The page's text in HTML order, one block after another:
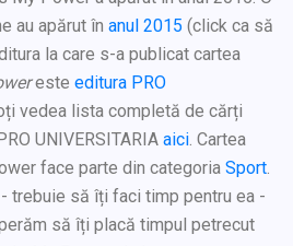
au apărut în anul 2015 (click ca să
la care s-a publicat cartea
este editura PRO
vedea lista completă de cărți
UNIVERSITARIA aici. Cartea
face parte din categoria Sport.
trebuie să îți faci timp pentru ea -
să îți placă timpul petrecut